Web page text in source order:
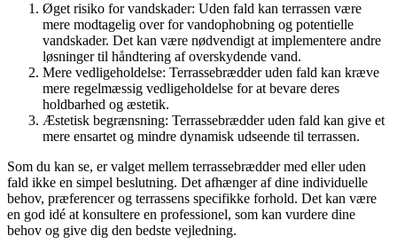
Øget risiko for vandskader: Uden fald kan terrassen være
mere modtagelig over for vandophobning og potentielle
vandskader. Det kan være nødvendigt at implementere andre
løsninger til håndtering af overskydende vand.
Mere vedligeholdelse: Terrassebrædder uden fald kan kræve
mere regelmæssig vedligeholdelse for at bevare deres
holdbarhed og æstetik.
Æstetisk begrænsning: Terrassebrædder uden fald kan give et
mere ensartet og mindre dynamisk udseende til terrassen.
Som du kan se, er valget mellem terrassebrædder med eller uden
fald ikke en simpel beslutning. Det afhænger af dine individuelle
behov, præferencer og terrassens specifikke forhold. Det kan være
en god idé at konsultere en professionel, som kan vurdere dine
behov og give dig den bedste vejledning.